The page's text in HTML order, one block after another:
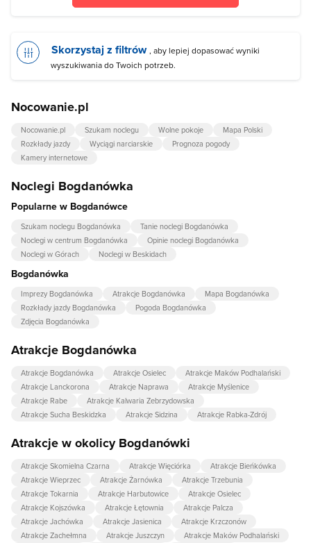
Skorzystaj z filtrów , aby lepiej dopasować wyniki
wyszukiwania do Twoich potrzeb.
Nocowanie.pl
Nocowanie.pl Szukam noclegu Wolne pokoje
Mapa Polski
Rozkłady jazdy
Wyciągi narciarskie
Prognoza pogody
Kamery internetowe
Noclegi Bogdanówka
Popularne w Bogdanówce
Szukam noclegu Bogdanówka
Tanie noclegi Bogdanówka
Noclegi w centrum Bogdanówka
Opinie noclegi Bogdanówka
Noclegi w Górach
Noclegi w Beskidach
Bogdanówka
Imprezy Bogdanówka Atrakcje Bogdanówka
Mapa Bogdanówka
Rozkłady jazdy Bogdanówka
Pogoda Bogdanówka
Zdjęcia Bogdanówka
Atrakcje Bogdanówka
Atrakcje Bogdanówka Atrakcje Osielec
Atrakcje Maków Podhalański
Atrakcje Lanckorona
Atrakcje Naprawa
Atrakcje Myślenice
Atrakcje Rabe
Atrakcje Kalwaria Zebrzydowska
Atrakcje Sucha Beskidzka
Atrakcje Sidzina Atrakcje Rabka-Zdrój
Atrakcje w okolicy Bogdanówki
Atrakcje Skomielna Czarna Atrakcje Więciórka
Atrakcje Bieńkówka
Atrakcje Wieprzec
Atrakcje Żarnówka
Atrakcje Trzebunia
Atrakcje Tokarnia
Atrakcje Harbutowice
Atrakcje Osielec
Atrakcje Kojszówka
Atrakcje Łętownia
Atrakcje Palcza
Atrakcje Jachówka
Atrakcje Jasienica
Atrakcje Krzczonów
Atrakcje Zachełmna
Atrakcje Juszczyn
Atrakcje Maków Podhalański